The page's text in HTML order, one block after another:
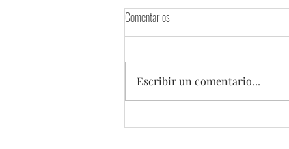
Banco Central de China inyectará
Comentarios
Escribir un comentario...